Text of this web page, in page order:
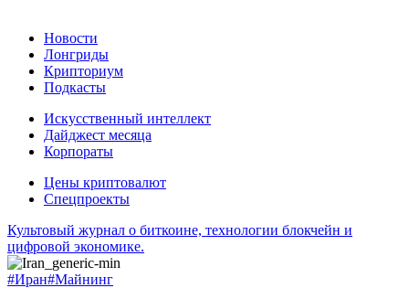
Новости
Лонгриды
Крипториум
Подкасты
Искусственный интеллект
Дайджест месяца
Корпораты
Цены криптовалют
Спецпроекты
Культовый журнал о биткоине, технологии блокчейн и
цифровой экономике.
#Иран#Майнинг